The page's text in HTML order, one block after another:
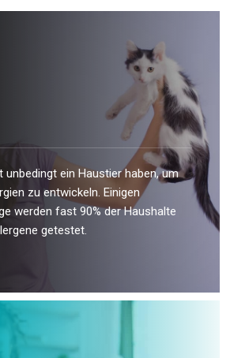
unbedingt ein Haustier haben, um
zu entwickeln. Einigen
werden fast 90% der Haushalte
getestet.